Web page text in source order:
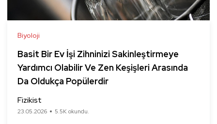
Biyoloji
Basit Bir Ev İşi Zihninizi Sakinleştirmeye
Yardımcı Olabilir Ve Zen Keşişleri Arasında
Da Oldukça Popülerdir
Fizikist
23.05.2026 5.5K okundu.